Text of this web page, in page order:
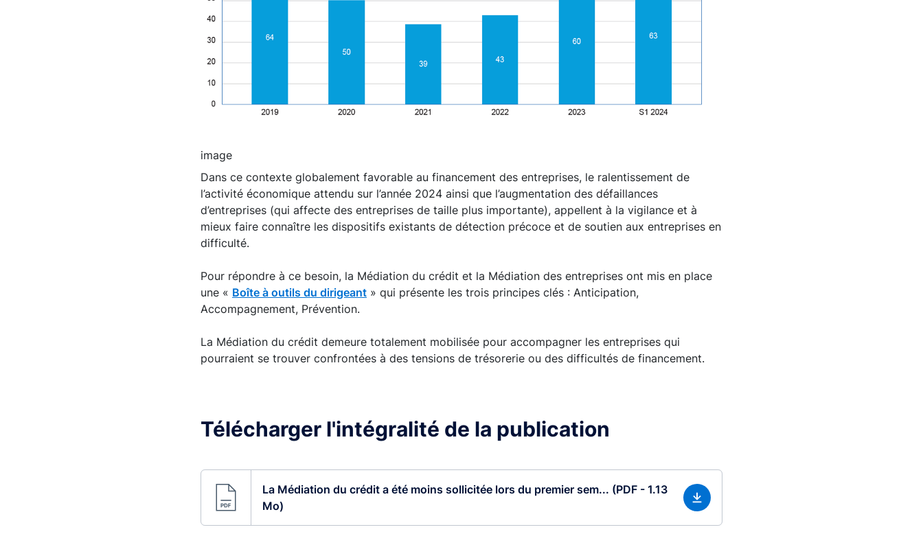
image
Dans ce contexte globalement favorable au financement des entreprises, le ralentissement de
l’activité économique attendu sur l’année 2024 ainsi que l’augmentation des défaillances
d’entreprises (qui affecte des entreprises de taille plus importante), appellent à la vigilance et à
mieux faire connaître les dispositifs existants de détection précoce et de soutien aux entreprises en
difficulté.
Pour répondre à ce besoin, la Médiation du crédit et la Médiation des entreprises ont mis en place
une « Boîte à outils du dirigeant » qui présente les trois principes clés : Anticipation,
Accompagnement, Prévention.
La Médiation du crédit demeure totalement mobilisée pour accompagner les entreprises qui
pourraient se trouver confrontées à des tensions de trésorerie ou des difficultés de financement.
Télécharger l'intégralité de la publication
La Médiation du crédit a été moins sollicitée lors du premier sem... (PDF - 1.13
Mo)